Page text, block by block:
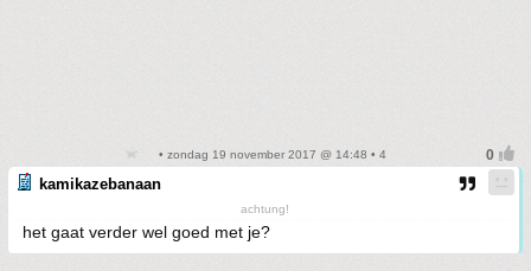
• zondag 19 november 2017 @ 14:48 • 4
kamikazebanaan
achtung!
het gaat verder wel goed met je?